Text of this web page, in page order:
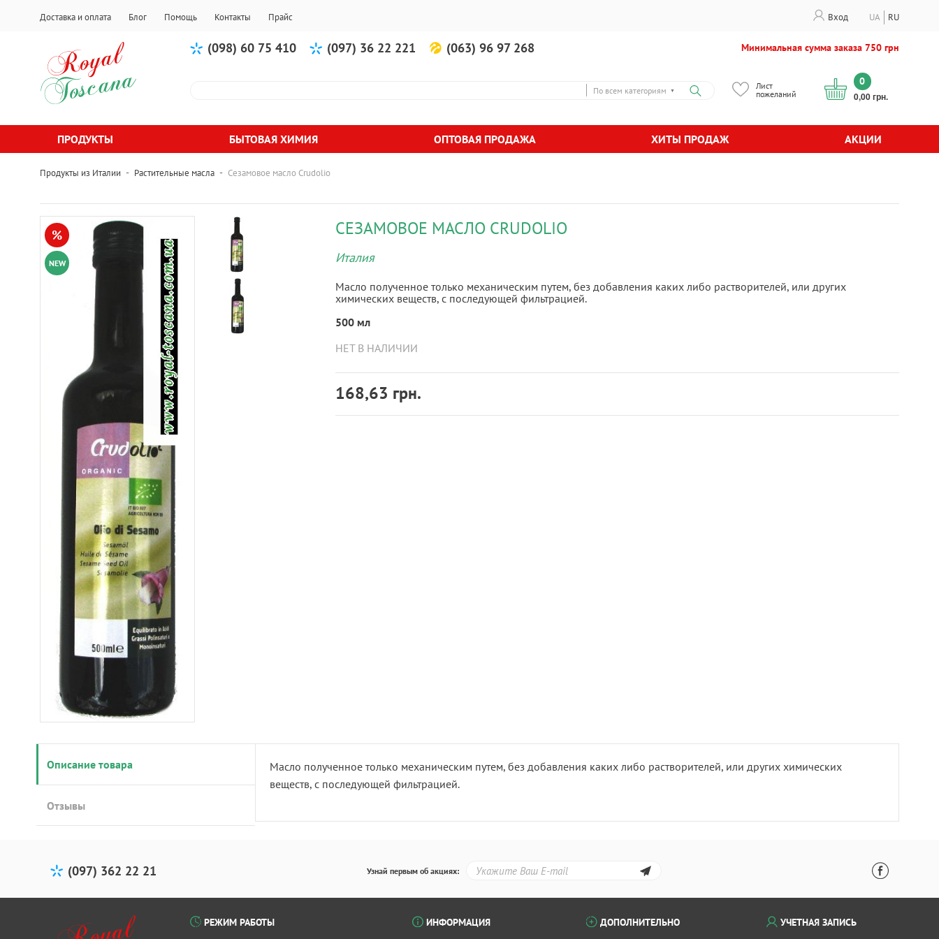
Доставка и оплата Блог Помощь Контакты Прайс Вход RU
UA
(098) 60 75 410 (097) 36 22 221 (063) 96 97 268 Минимальная сумма заказа 750 грн
По всем категориям ▼
Лист
пожеланий
0
0,00 грн.
ПРОДУКТЫ БЫТОВАЯ ХИМИЯ ОПТОВАЯ ПРОДАЖА ХИТЫ ПРОДАЖ АКЦИИ
Продукты из Италии - Растительные масла - Сезамовое масло Crudolio
NEW
% СЕЗАМОВОЕ МАСЛО CRUDOLIO
Италия
Масло полученное только механическим путем, без добавления каких либо растворителей, или других
химических веществ, с последующей фильтрацией.
500 мл
НЕТ В НАЛИЧИИ
168,63 грн.
Описание товара
Отзывы
Масло полученное только механическим путем, без добавления каких либо растворителей, или других химических
веществ, с последующей фильтрацией.
(097) 362 22 21 Узнай первым об акциях:
РЕЖИМ РАБОТЫ
ИНФОРМАЦИЯ
ДОПОЛНИТЕЛЬНО
УЧЕТНАЯ ЗАПИСЬ